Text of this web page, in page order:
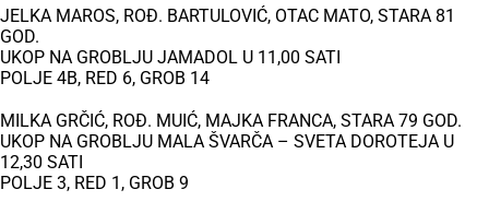
JELKA MAROS, ROĐ. BARTULOVIĆ, OTAC MATO, STARA 81
GOD.
UKOP NA GROBLJU JAMADOL U 11,00 SATI
POLJE 4B, RED 6, GROB 14
MILKA GRČIĆ, ROĐ. MUIĆ, MAJKA FRANCA, STARA 79 GOD.
UKOP NA GROBLJU MALA ŠVARČA – SVETA DOROTEJA U
12,30 SATI
POLJE 3, RED 1, GROB 9